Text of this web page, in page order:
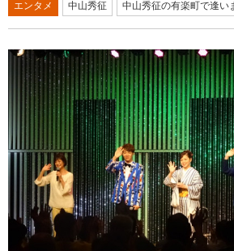
エンタメ 中山秀征 中山秀征の有楽町で逢い